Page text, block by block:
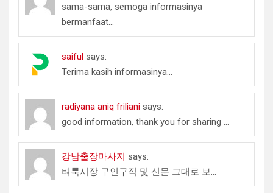
sama-sama, semoga informasinya
bermanfaat...
saiful says:
Terima kasih informasinya...
radiyana aniq friliani says:
good information, thank you for sharing ...
강남출장마사지 says:
벼룩시장 구인구직 및 신문 그대로 보...